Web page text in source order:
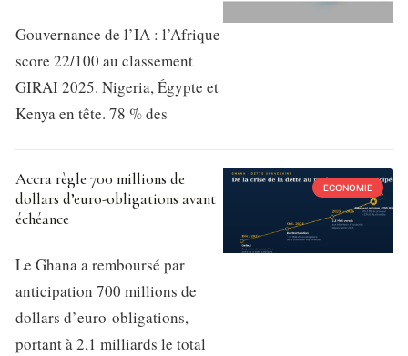
Gouvernance de l’IA : l’Afrique
score 22/100 au classement
GIRAI 2025. Nigeria, Égypte et
Kenya en tête. 78 % des
ECONOMIE
Accra règle 700 millions de
dollars d’euro-obligations avant
échéance
Le Ghana a remboursé par
anticipation 700 millions de
dollars d’euro-obligations,
portant à 2,1 milliards le total